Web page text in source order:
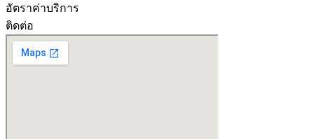
อัตราค่าบริการ
ติดต่อ